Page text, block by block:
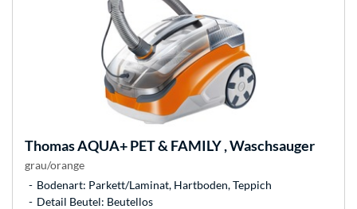
ThomasAQUA+ PET & FAMILY , Waschsauger
grau/orange
Bodenart: Parkett/Laminat, Hartboden, Teppich
Detail Beutel: Beutellos